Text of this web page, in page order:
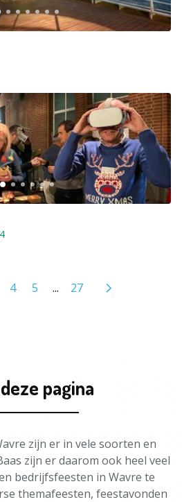
4 5 ... 27
pagina
zijn er in vele soorten en
zijn er daarom ook heel veel
bedrijfsfeesten in Wavre te
themafeesten, feestavonden